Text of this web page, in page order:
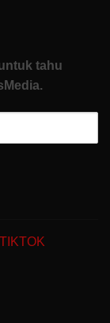
tahu
TIKTOK